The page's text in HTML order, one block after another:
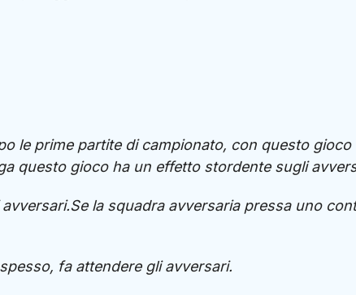
le prime partite di campionato, con questo gioco
questo gioco ha un effetto stordente sugli
la squadra avversaria pressa uno
fa attendere gli avversari.